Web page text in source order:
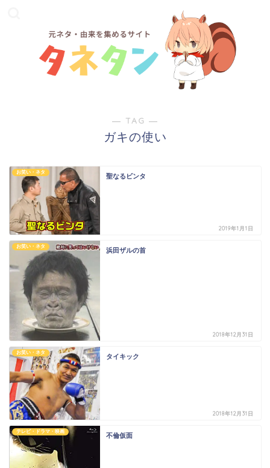
― TAG ―
ガキの使い
お笑い・ネタ
聖なるビンタ
2019年1月1日
お笑い・ネタ
浜田ザルの首
2018年12月31日
お笑い・ネタ
タイキック
2018年12月31日
テレビ・ドラマ・映画
不倫仮面